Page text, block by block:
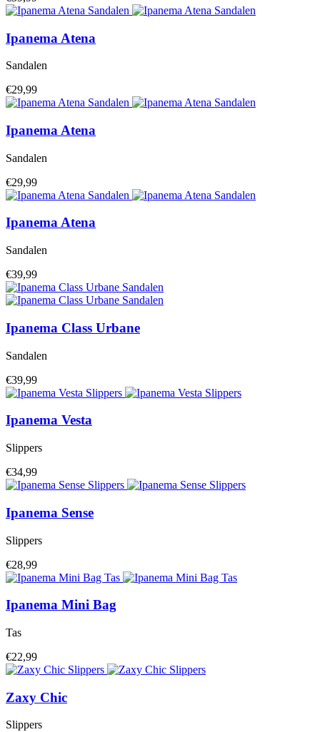
Ipanema Atena
Sandalen
€29,99
Ipanema Atena
Sandalen
€29,99
IpanemaAtena
Sandalen
€39,99
Ipanema Class Urbane
Sandalen
€39,99
Ipanema Vesta
Slippers
€34,99
Ipanema Sense
Slippers
€28,99
Ipanema Mini Bag
Tas
€22,99
Zaxy Chic
Slippers